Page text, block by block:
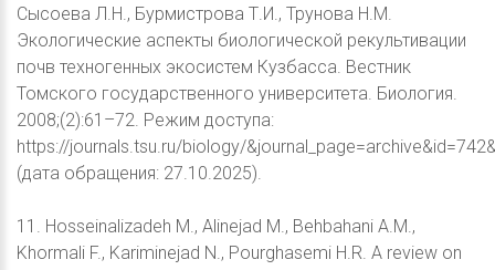
Сысоева Л.Н., Бурмистрова Т.И., Трунова Н.М.
Экологические аспекты биологической рекультивации
почв техногенных экосистем Кузбасса. Вестник
Томского государственного университета. Биология.
2008;(2):61–72. Режим доступа:
https://journals.tsu.ru/biology/
(дата обращения: 27.10.2025).
11. Hosseinalizadeh M., Alinejad M., Behbahani A.M.,
Khormali F., Kariminejad N., Pourghasemi H.R. A review on